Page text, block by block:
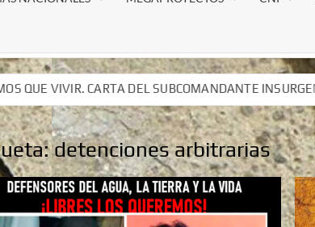
INSURGENTE MOISÉS A LUIS DE TAVIRA
INSURGENTE MOISÉS A LUIS DE TAVIRA
detenciones arbitrarias